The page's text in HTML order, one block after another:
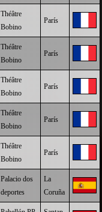
Théâtre
Bobino
París
Théâtre
Bobino
París
Théâtre
Bobino
París
Théâtre
Bobino
París
Théâtre
Bobino
París
Palacio dos
deportes
La
Coruña